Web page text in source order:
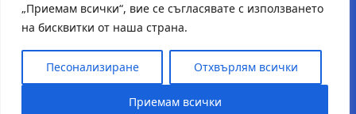
„Приемам всички“, вие се съгласявате с използването
на бисквитки от наша страна.
Песонализиране Отхвърлям всички
Приемам всички
Контактна форма
Имейл: 2tsstudio1@gmail.com
Тел.: 0877 30 40 18
© Създаден от